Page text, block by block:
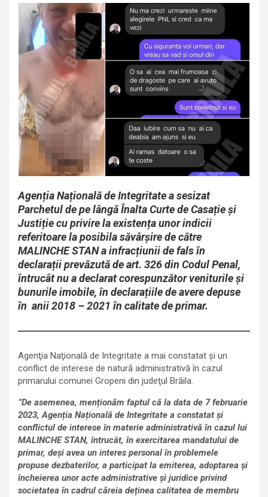
Agenția Națională de Integritate a sesizat
Parchetul de pe lângă Înalta Curte de Casație și
Justiție cu privire la existența unor indicii
referitoare la posibila săvârșire de către
MALINCHE STAN a infracțiunii de fals în
declarații prevăzută de art. 326 din Codul Penal,
întrucât nu a declarat corespunzător veniturile și
bunurile imobile, în declarațiile de avere depuse
în anii 2018 – 2021 în calitate de primar.
Agenţia Naţională de Integritate a mai constatat şi un
conflict de interese de natură administrativă în cazul
primarului comunei Gropeni din judeţul Brăila.
”De asemenea, menționăm faptul că la data de 7 februarie
2023, Agenția Națională de Integritate a constatat și
conflictul de interese în materie administrativă în cazul lui
MALINCHE STAN, întrucât, în exercitarea mandatului de
primar, deși avea un interes personal în problemele
propuse dezbaterilor, a participat la emiterea, adoptarea și
încheierea unor acte administrative și juridice privind
societatea în cadrul căreia deținea calitatea de membru